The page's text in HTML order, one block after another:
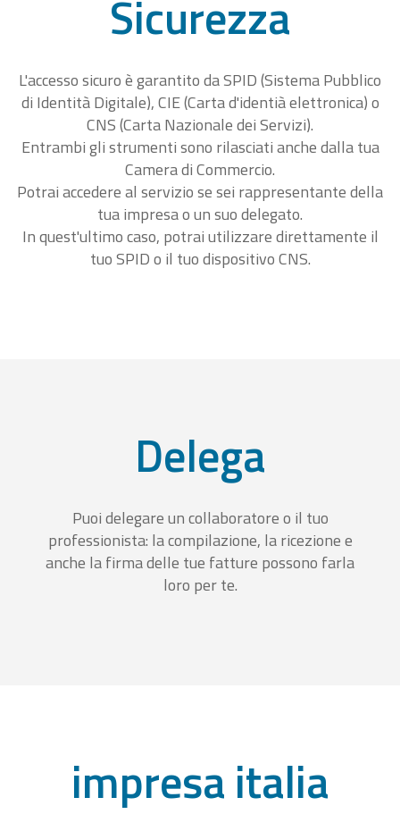
Sicurezza
L'accesso sicuro è garantito da SPID (Sistema Pubblico
di Identità Digitale), CIE (Carta d'identià elettronica) o
CNS (Carta Nazionale dei Servizi).
Entrambi gli strumenti sono rilasciati anche dalla tua
Camera di Commercio.
Potrai accedere al servizio se sei rappresentante della
tua impresa o un suo delegato.
In quest'ultimo caso, potrai utilizzare direttamente il
tuo SPID o il tuo dispositivo CNS.
Delega
Puoi delegare un collaboratore o il tuo
professionista: la compilazione, la ricezione e
anche la firma delle tue fatture possono farla
loro per te.
impresa italia